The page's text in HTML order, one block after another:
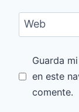
Web
Guarda
en este
comente.